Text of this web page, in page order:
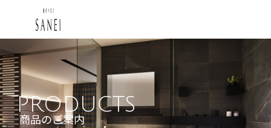
PRODUCTS
商品のご案内